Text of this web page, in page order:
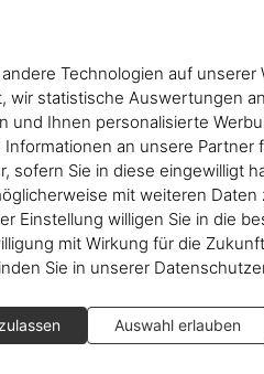
Technologien auf unserer
wir statistische Auswertungen
und Ihnen personalisierte
an unsere Partner
sofern Sie in diese eingewilligt
mit weiteren Daten
Einstellung willigen Sie in die
mit Wirkung für die
Sie in unserer
Auswahl erlauben